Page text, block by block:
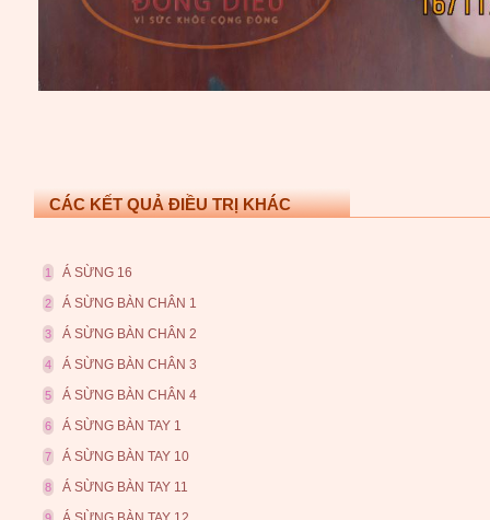
CÁC KẾT QUẢ ĐIỀU TRỊ KHÁC
1 Á SỪNG 16
2 Á SỪNG BÀN CHÂN 1
3 Á SỪNG BÀN CHÂN 2
4 Á SỪNG BÀN CHÂN 3
5 Á SỪNG BÀN CHÂN 4
6 Á SỪNG BÀN TAY 1
7 Á SỪNG BÀN TAY 10
8 Á SỪNG BÀN TAY 11